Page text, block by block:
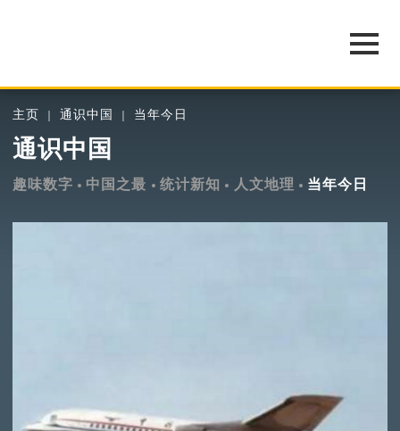
主页 通识中国 当年今日
通识中国
趣味数字 中国之最 统计新知 人文地理 当年今日